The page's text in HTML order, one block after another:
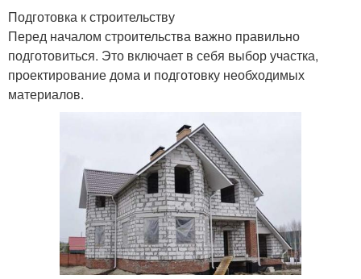
Подготовка к строительству
Перед началом строительства важно правильно
подготовиться. Это включает в себя выбор участка,
проектирование дома и подготовку необходимых
материалов.